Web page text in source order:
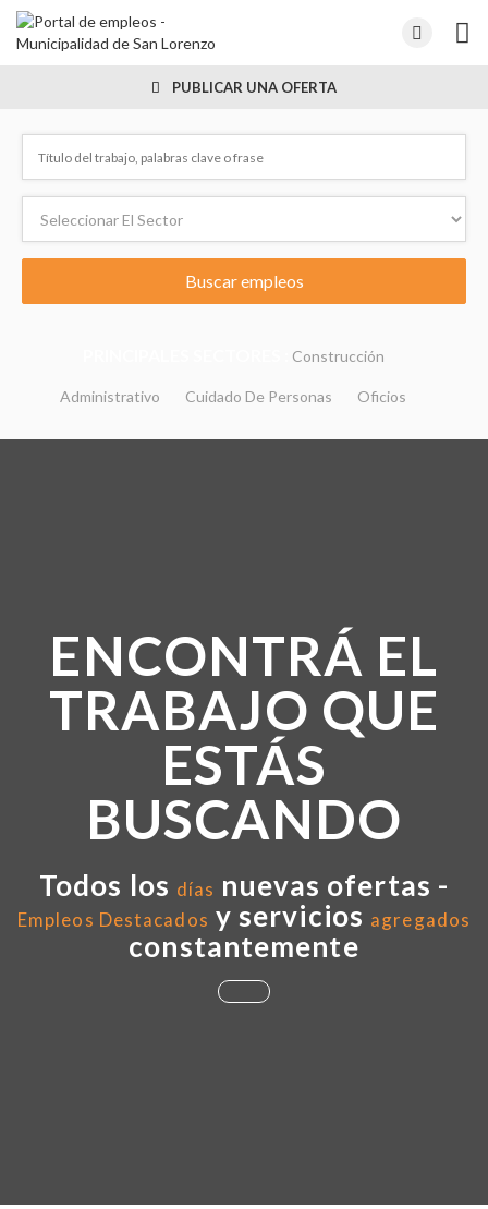
PUBLICAR UNA OFERTA
Construcción
Administrativo Cuidado De Personas Oficios
ENCONTRÁ EL
TRABAJO QUE
ESTÁS
BUSCANDO
Todos los días nuevas ofertas -
Empleos Destacados y servicios agregados
constantemente